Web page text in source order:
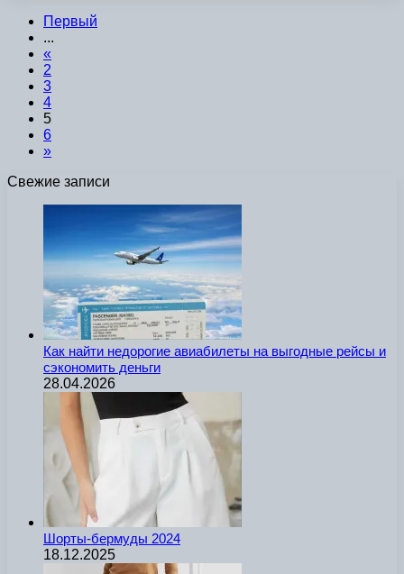
Первый
...
«
2
3
4
5
6
»
Свежие записи
Как найти недорогие авиабилеты на выгодные рейсы и
сэкономить деньги
28.04.2026
Шорты-бермуды 2024
18.12.2025